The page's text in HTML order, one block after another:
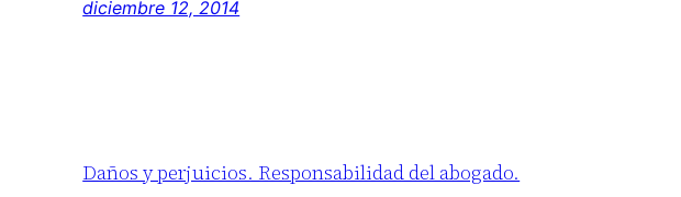
diciembre 12, 2014
Daños y perjuicios. Responsabilidad del abogado.